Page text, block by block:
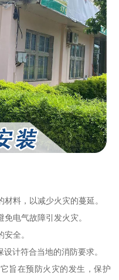
料，以减少火灾的蔓延。
电气故障引发火灾。
全。
计符合当地的消防要求。
旨在预防火灾的发生，保护